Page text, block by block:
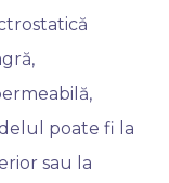
poate fi la
sau la